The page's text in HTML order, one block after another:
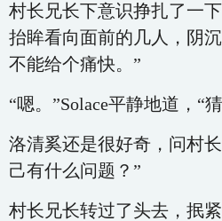
村长兄长下意识挣扎了一
抬眸看向面前的几人，阴
不能给个痛快。”
“嗯。”Solace平静地道，“
洛清奚还是很好奇，问村
己有什么问题？”
村长兄长转过了头去，抿